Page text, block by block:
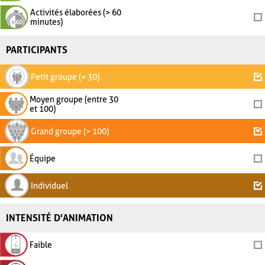
Activités élaborées (> 60
minutes)
PARTICIPANTS
Petit groupe (< 30)
Moyen groupe (entre 30
et 100)
Grand groupe (> 100)
Équipe
Individuel
INTENSITÉ D'ANIMATION
Faible